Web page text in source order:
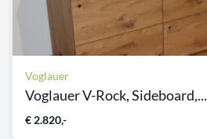
Voglauer
Voglauer V-Rock, Sideboard,...
€ 2.820,-